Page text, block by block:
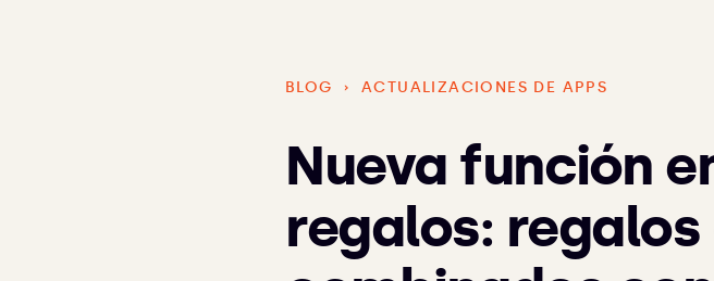
BLOG › ACTUALIZACIONES DE APPS
Nueva función
regalos: